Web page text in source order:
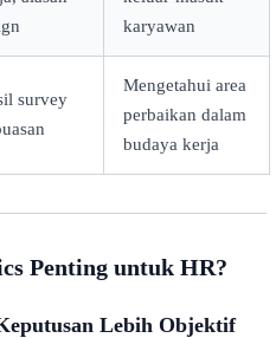
karyawan
survey
Mengetahui area
perbaikan dalam
budaya kerja
Penting untuk HR?
Lebih Objektif